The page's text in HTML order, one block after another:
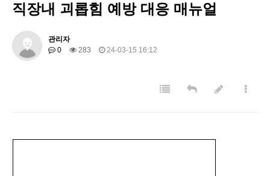
Schedule Management
직장내 괴롭힘 예방 대응 매뉴얼
관리자
0
283 24-03-15 16:12